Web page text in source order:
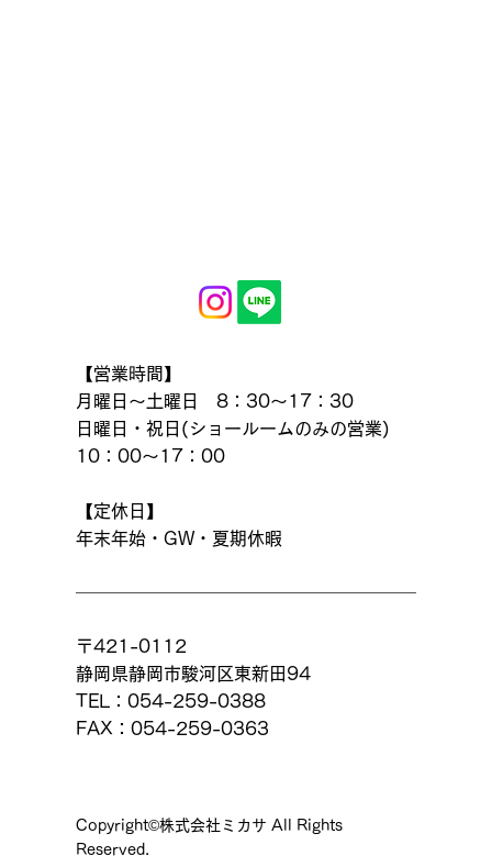
【営業時間】
月曜日～土曜日 8：30～17：30
日曜日・祝日(ショールームのみの営業)
10：00～17：00
【定休日】
年末年始・GW・夏期休暇
〒421-0112
静岡県静岡市駿河区東新田94
TEL：054-259-0388
FAX：054-259-0363
Copyright©株式会社ミカサ All Rights
Reserved.